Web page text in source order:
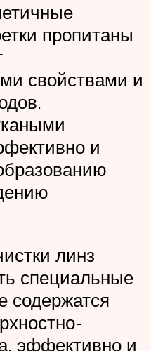
пропитаны
свойствами и
и
линз
специальные
содержатся
эффективно и